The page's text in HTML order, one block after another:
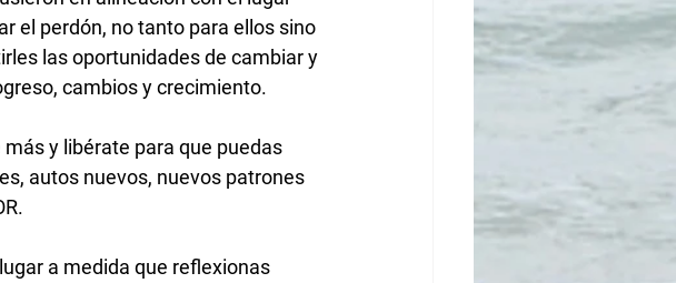
el perdón, no tanto para ellos sino
las oportunidades de cambiar y
cambios y crecimiento.
autos nuevos, nuevos patrones